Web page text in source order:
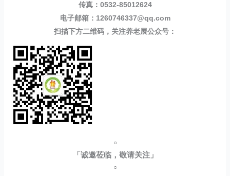
传真：0532-85012624
电子邮箱：1260746337@qq.com
扫描下方二维码，关注养老展公众号：
○
「诚邀莅临，敬请关注」
○